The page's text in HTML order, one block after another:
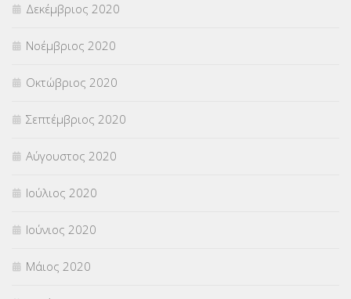
Δεκέμβριος 2020
Νοέμβριος 2020
Οκτώβριος 2020
Σεπτέμβριος 2020
Αύγουστος 2020
Ιούλιος 2020
Ιούνιος 2020
Μάιος 2020